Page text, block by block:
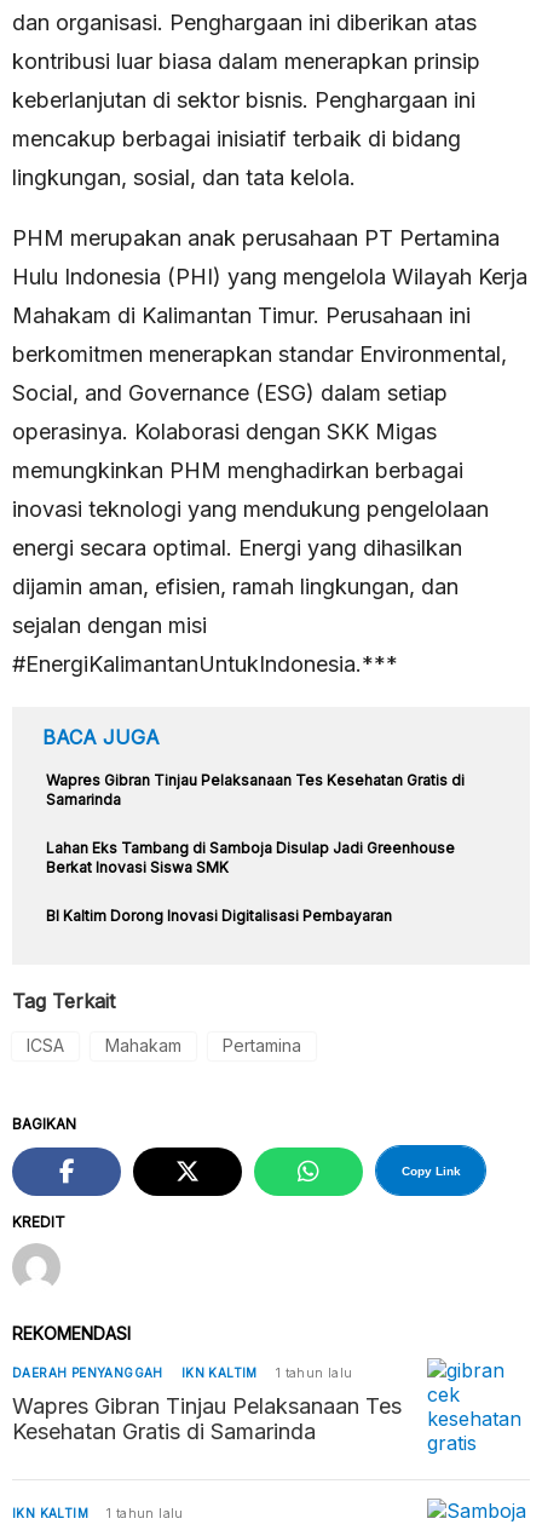
dan organisasi. Penghargaan ini diberikan atas
kontribusi luar biasa dalam menerapkan prinsip
keberlanjutan di sektor bisnis. Penghargaan ini
mencakup berbagai inisiatif terbaik di bidang
lingkungan, sosial, dan tata kelola.
PHM merupakan anak perusahaan PT Pertamina
Hulu Indonesia (PHI) yang mengelola Wilayah Kerja
Mahakam di Kalimantan Timur. Perusahaan ini
berkomitmen menerapkan standar Environmental,
Social, and Governance (ESG) dalam setiap
operasinya. Kolaborasi dengan SKK Migas
memungkinkan PHM menghadirkan berbagai
inovasi teknologi yang mendukung pengelolaan
energi secara optimal. Energi yang dihasilkan
dijamin aman, efisien, ramah lingkungan, dan
sejalan dengan misi
#EnergiKalimantanUntukIndonesia.***
BACA JUGA
Wapres Gibran Tinjau Pelaksanaan Tes Kesehatan Gratis di
Samarinda
Lahan Eks Tambang di Samboja Disulap Jadi Greenhouse
Berkat Inovasi Siswa SMK
BI Kaltim Dorong Inovasi Digitalisasi Pembayaran
Tag Terkait
ICSA Mahakam Pertamina
KREDIT
BAGIKAN
Copy Link
REKOMENDASI
DAERAH PENYANGGAH IKN KALTIM 1 tahun lalu
Wapres Gibran Tinjau Pelaksanaan Tes
Kesehatan Gratis di Samarinda
IKN KALTIM 1 tahun lalu